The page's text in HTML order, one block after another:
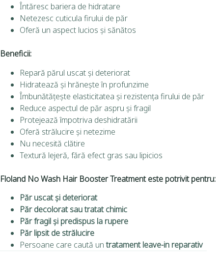
Întăresc bariera de hidratare
Netezesc cuticula firului de păr
Oferă un aspect lucios și sănătos
Beneficii:
Repară părul uscat și deteriorat
Hidratează și hrănește în profunzime
Îmbunătățește elasticitatea și rezistența firului de păr
Reduce aspectul de păr aspru și fragil
Protejează împotriva deshidratării
Oferă strălucire și netezime
Nu necesită clătire
Textură lejeră, fără efect gras sau lipicios
Floland No Wash Hair Booster Treatment este potrivit pentru:
Păr uscat și deteriorat
Păr decolorat sau tratat chimic
Păr fragil și predispus la rupere
Păr lipsit de strălucire
Persoane care caută untratament leave-in reparativ